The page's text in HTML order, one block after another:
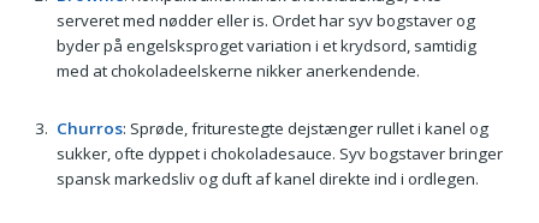
serveret med nødder eller is. Ordet har syv bogstaver og
byder på engelsksproget variation i et krydsord, samtidig
med at chokoladeelskerne nikker anerkendende.
Churros: Sprøde, friturestegte dejstænger rullet i kanel og
sukker, ofte dyppet i chokoladesauce. Syv bogstaver bringer
spansk markedsliv og duft af kanel direkte ind i ordlegen.